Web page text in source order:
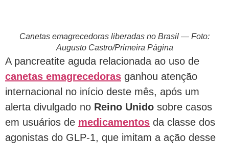
Canetas emagrecedoras liberadas no Brasil — Foto:
Augusto Castro/Primeira Página
A pancreatite aguda relacionada ao uso de
canetas emagrecedoras ganhou atenção
internacional no início deste mês, após um
alerta divulgado no Reino Unido sobre casos
em usuários de medicamentos da classe dos
agonistas do GLP-1, que imitam a ação desse